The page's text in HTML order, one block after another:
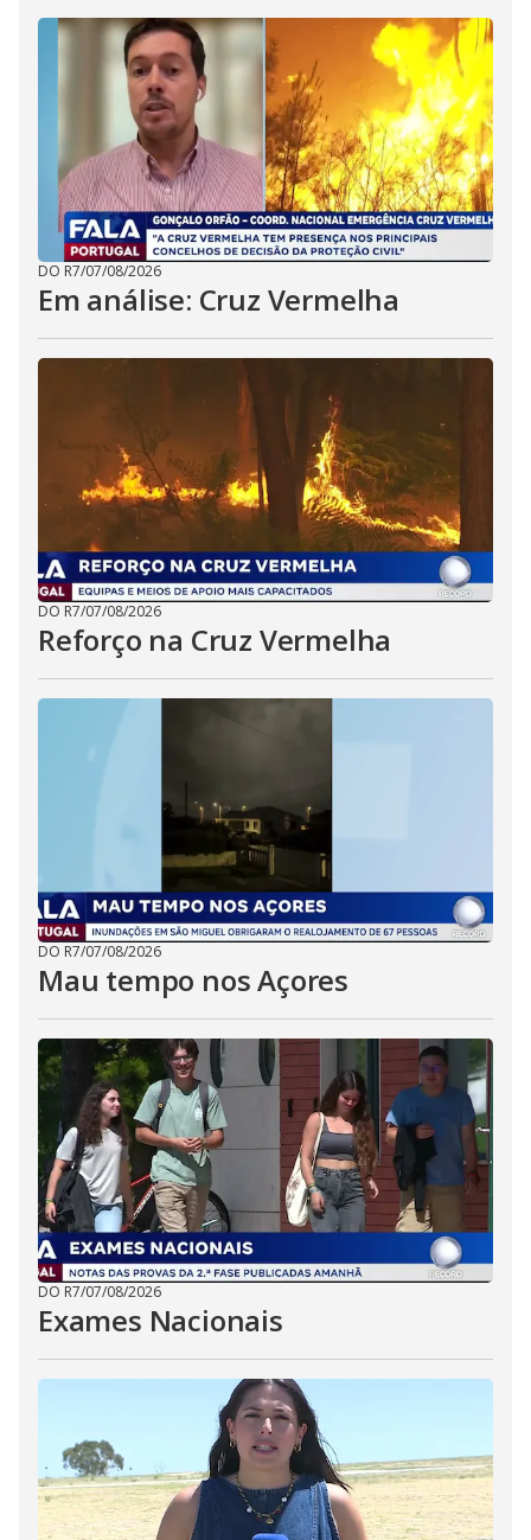
DO R7/07/08/2026
Em análise: Cruz Vermelha
DO R7/07/08/2026
Reforço na Cruz Vermelha
DO R7/07/08/2026
Mau tempo nos Açores
DO R7/07/08/2026
Exames Nacionais